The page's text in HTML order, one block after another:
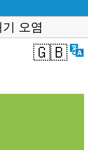
오염
🇬🇧